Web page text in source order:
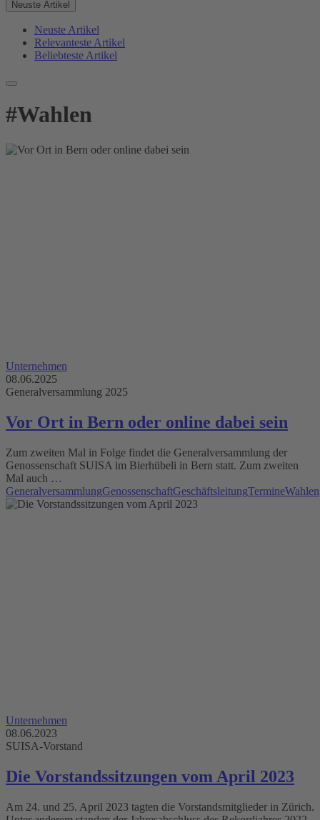
Neuste Artikel
Neuste Artikel
Relevanteste Artikel
Beliebteste Artikel
#Wahlen
Unternehmen
08.06.2025
Generalversammlung 2025
Vor Ort in Bern oder online dabei sein
Zum zweiten Mal in Folge findet die Generalversammlung der
Genossenschaft SUISA im Bierhübeli in Bern statt. Zum zweiten
Mal auch …
GeneralversammlungGenossenschaftGeschäftsleitungTermineWahlen
Unternehmen
08.06.2023
SUISA-Vorstand
Die Vorstandssitzungen vom April 2023
Am 24. und 25. April 2023 tagten die Vorstandsmitglieder in Zürich.